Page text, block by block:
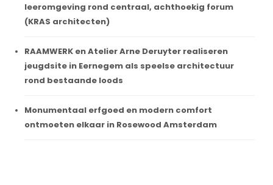
leeromgeving rond centraal, achthoekig forum
(KRAS architecten)
RAAMWERK en Atelier Arne Deruyter realiseren
jeugdsite in Eernegem als speelse architectuur
rond bestaande loods
Monumentaal erfgoed en modern comfort
ontmoeten elkaar in Rosewood Amsterdam